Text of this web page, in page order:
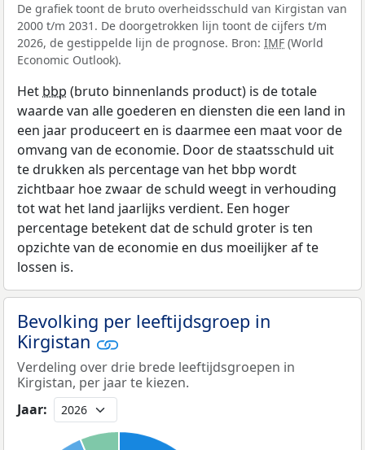
De grafiek toont de bruto overheidsschuld van Kirgistan van
2000 t/m 2031. De doorgetrokken lijn toont de cijfers t/m
2026, de gestippelde lijn de prognose. Bron: IMF (World
Economic Outlook).
Hetbbp (bruto binnenlands product) is de totale
waarde van alle goederen en diensten die een land in
een jaar produceert en is daarmee een maat voor de
omvang van de economie. Door de staatsschuld uit
te drukken als percentage van het bbp wordt
zichtbaar hoe zwaar de schuld weegt in verhouding
tot wat het land jaarlijks verdient. Een hoger
percentage betekent dat de schuld groter is ten
opzichte van de economie en dus moeilijker af te
lossen is.
Bevolking per leeftijdsgroep in
Kirgistan
Verdeling over drie brede leeftijdsgroepen in
Kirgistan, per jaar te kiezen.
Jaar: